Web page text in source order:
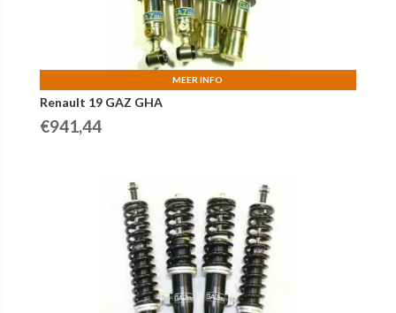
MEER INFO
Renault 19 GAZ GHA
€941,44